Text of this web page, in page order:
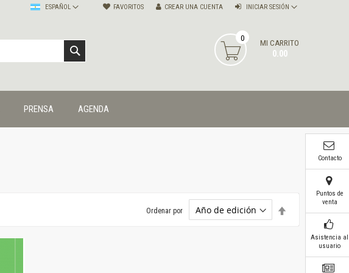
FAVORITOS INICIAR SESIÓN
CREAR UNA CUENTA
ESPAÑOL
MI CARRITO
0.00
0
PRENSA AGENDA
Ordenar por
descendente
Contacto
Puntos de
venta
Asistencia al
usuario